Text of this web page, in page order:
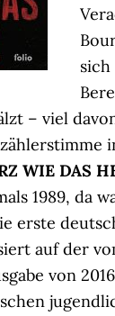
sich
– viel
WIE DAS
1989, da
erste
auf der
von